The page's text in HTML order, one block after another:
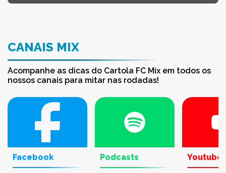
CANAIS MIX
Acompanhe as dicas do Cartola FC Mix em todos os
nossos canais para mitar nas rodadas!
Facebook Podcasts Youtube